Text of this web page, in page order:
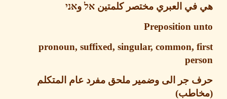
العبري مختصر كلمتينאלوאני
Preposition
pronoun, suffixed, singular, common,
جر الى وضمير ملحق مفرد عام المتكلم
)